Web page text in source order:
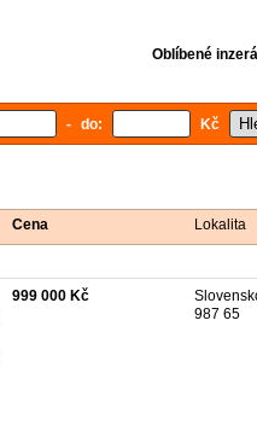
Oblíbené
- do: Kč
Cena Lokalita
999 000 Kč
987 65